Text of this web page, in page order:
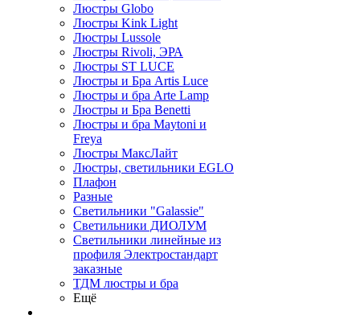
Люстры Globo
Люстры Kink Light
Люстры Lussole
Люстры Rivoli, ЭРА
Люстры ST LUCE
Люстры и Бра Artis Luce
Люстры и бра Arte Lamp
Люстры и Бра Benetti
Люстры и бра Maytoni и
Freya
Люстры МаксЛайт
Люстры, светильники EGLO
Плафон
Разные
Светильники "Galassie"
Светильники ДИОЛУМ
Светильники линейные из
профиля Электростандарт
заказные
ТДМ люстры и бра
Ещё